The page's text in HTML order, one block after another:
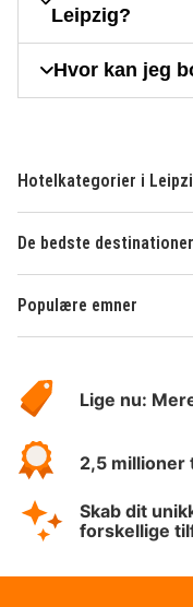
Leipzig?
Hvor kan jeg
Hotelkategorier i
De bedste destinationer
Populære emner
HotelSpecials
Lige nu:
2,5 millioner
Skab dit
forskellige